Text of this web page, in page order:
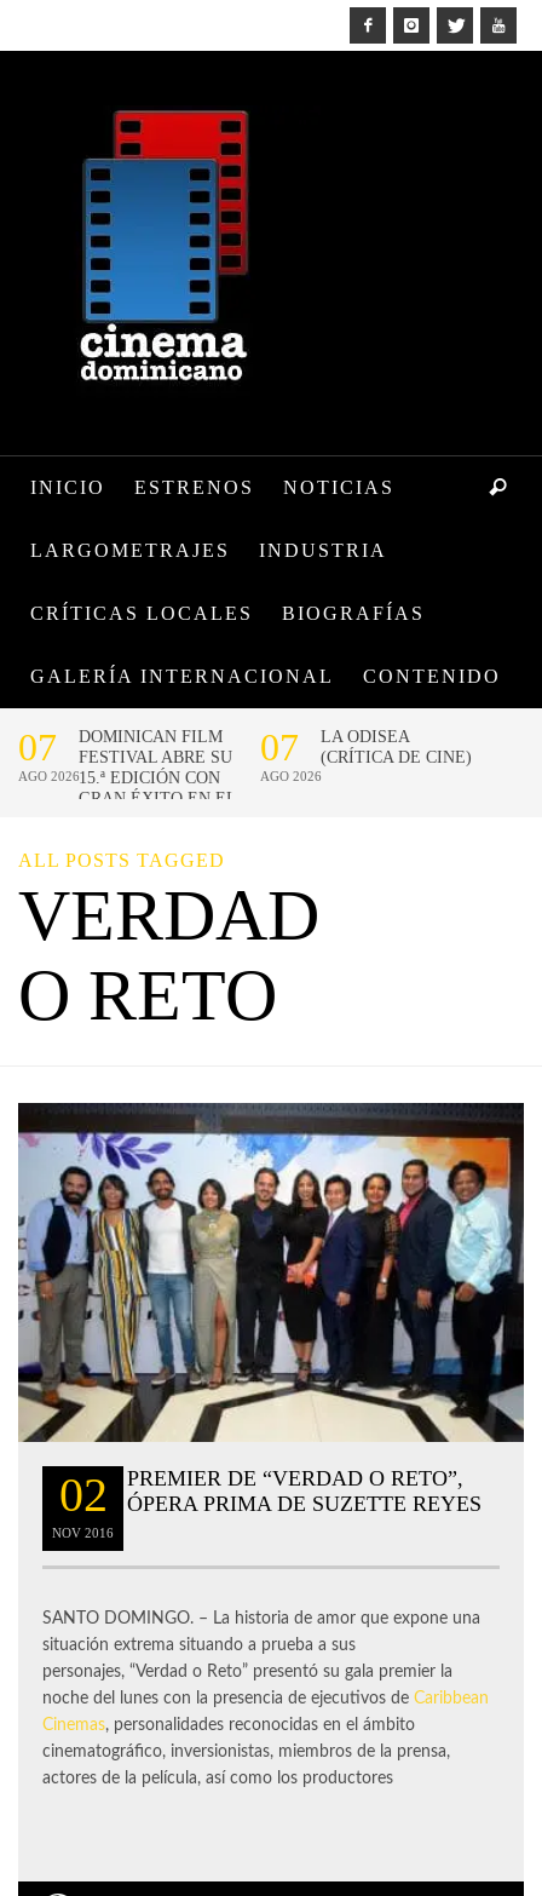
INICIO ESTRENOS NOTICIAS
LARGOMETRAJES INDUSTRIA
CRÍTICAS LOCALES BIOGRAFÍAS
GALERÍA INTERNACIONAL CONTENIDO
ALL POSTS TAGGED
VERDAD
O RETO
02
NOV 2016
PREMIER DE “VERDAD O RETO”,
ÓPERA PRIMA DE SUZETTE REYES
SANTO DOMINGO. – La historia de amor que expone una
situación extrema situando a prueba a sus
personajes, “Verdad o Reto” presentó su gala premier la
noche del lunes con la presencia de ejecutivos de Caribbean
Cinemas, personalidades reconocidas en el ámbito
cinematográfico, inversionistas, miembros de la prensa,
actores de la película, así como los productores